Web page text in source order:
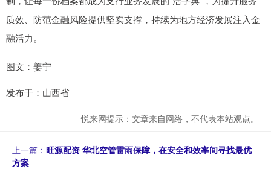
质效、防范金融风险提供坚实支撑，持续为地方经济发展注入金
融活力。
图文：姜宁
发布于：山西省
悦来网提示：文章来自网络，不代表本站观点。
上一篇： 旺源配资 华北空管雷雨保障，在安全和效率间寻找最优
方案